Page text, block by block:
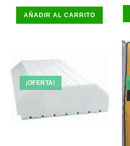
precio
original
era:
$704,00.
actual
es:
$583,00.
AÑADIR AL CARRITO
¡OFERTA!